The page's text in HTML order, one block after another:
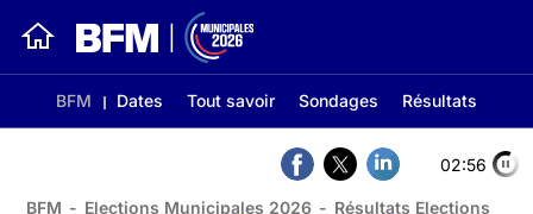
BFM Dates Tout savoir Sondages Résultats
02:56
BFM - Elections Municipales 2026 - Résultats Elections